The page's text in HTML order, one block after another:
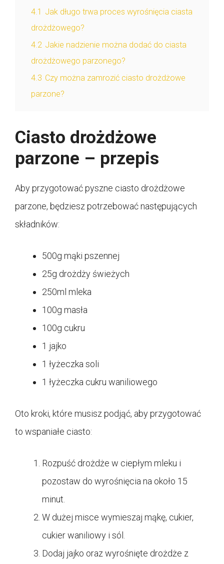
4.1 Jak długo trwa proces wyrośnięcia ciasta
drożdżowego?
4.2 Jakie nadzienie można dodać do ciasta
drożdżowego parzonego?
4.3 Czy można zamrozić ciasto drożdżowe
parzone?
Ciasto drożdżowe
parzone – przepis
Aby przygotować pyszne ciasto drożdżowe
parzone, będziesz potrzebować następujących
składników:
500g mąki pszennej
25g drożdży świeżych
250ml mleka
100g masła
100g cukru
1 jajko
1 łyżeczka soli
1 łyżeczka cukru waniliowego
Oto kroki, które musisz podjąć, aby przygotować
to wspaniałe ciasto:
Rozpuść drożdże w ciepłym mleku i
pozostaw do wyrośnięcia na około 15
minut.
W dużej misce wymieszaj mąkę, cukier,
cukier waniliowy i sól.
Dodaj jajko oraz wyrośnięte drożdże z